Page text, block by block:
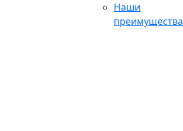
Наши
преимущества